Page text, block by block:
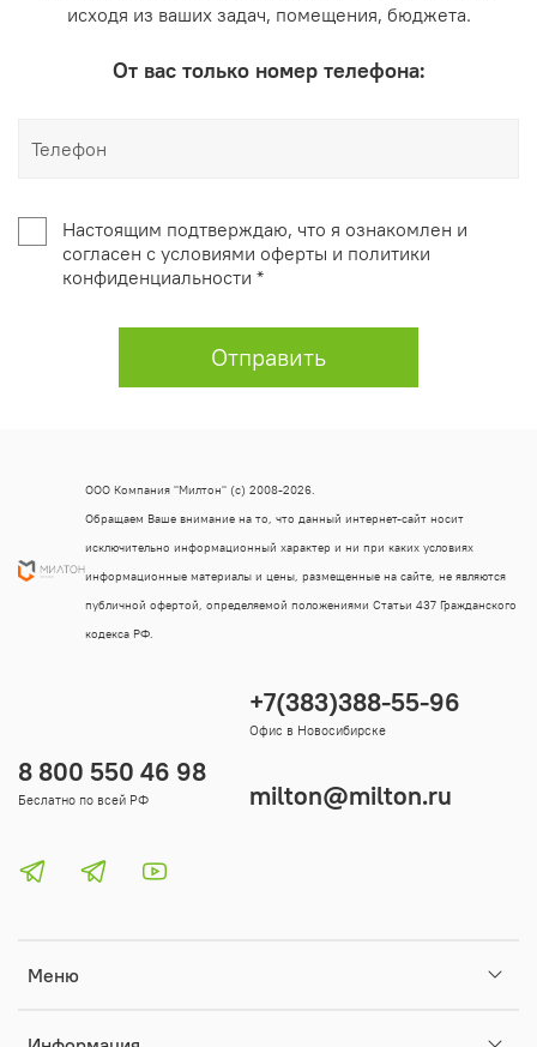
исходя из ваших задач, помещения, бюджета.
От вас только номер телефона:
Настоящим подтверждаю, что я ознакомлен и
согласен с условиями оферты и политики
конфиденциальности *
Отправить
Меню
8 800 550 46 98
Беслатно по всей РФ
+7(383)388-55-96
Офис в Новосибирске
milton@milton.ru
ООО Компания "Милтон" (с) 2008-2026.
Обращаем Ваше внимание на то, что данный интернет-сайт носит
исключительно информационный характер и ни при каких условиях
информационные материалы и цены, размещенные на сайте, не являются
публичной офертой, определяемой положениями Статьи 437 Гражданского
кодекса РФ.